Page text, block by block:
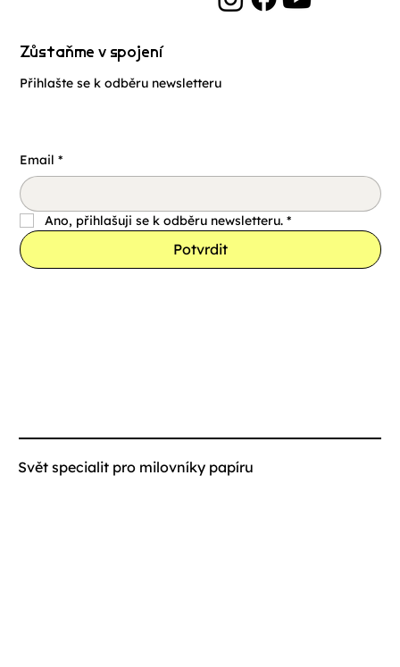
Svět specialit pro milovníky papíru
Zůstaňme v spojení
Přihlašte se k odběru newsletteru
Email *
Ano, přihlašuji se k odběru newsletteru. *
Potvrdit